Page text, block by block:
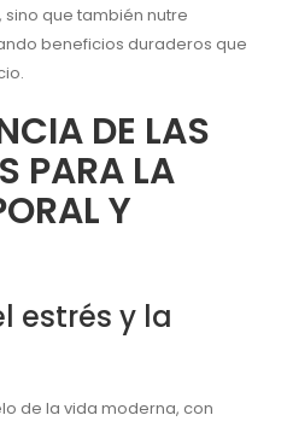
que también nutre
beneficios duraderos que
DE LAS
PARA LA
Y
estrés y la
de la vida moderna, con